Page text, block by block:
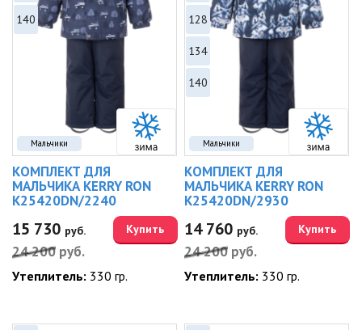
Мальчики
140
КОМПЛЕКТ ДЛЯ
МАЛЬЧИКА KERRY RON
K25420DN/2240
15 730 руб.
24 200 руб.
Купить
Утеплитель: 330 гр.
Мальчики
128
134
140
КОМПЛЕКТ ДЛЯ
МАЛЬЧИКА KERRY RON
K25420DN/2930
14 760 руб.
24 200 руб.
Купить
Утеплитель: 330 гр.